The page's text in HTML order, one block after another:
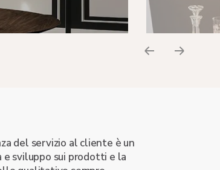
del servizio al cliente è un
sviluppo sui prodotti e la